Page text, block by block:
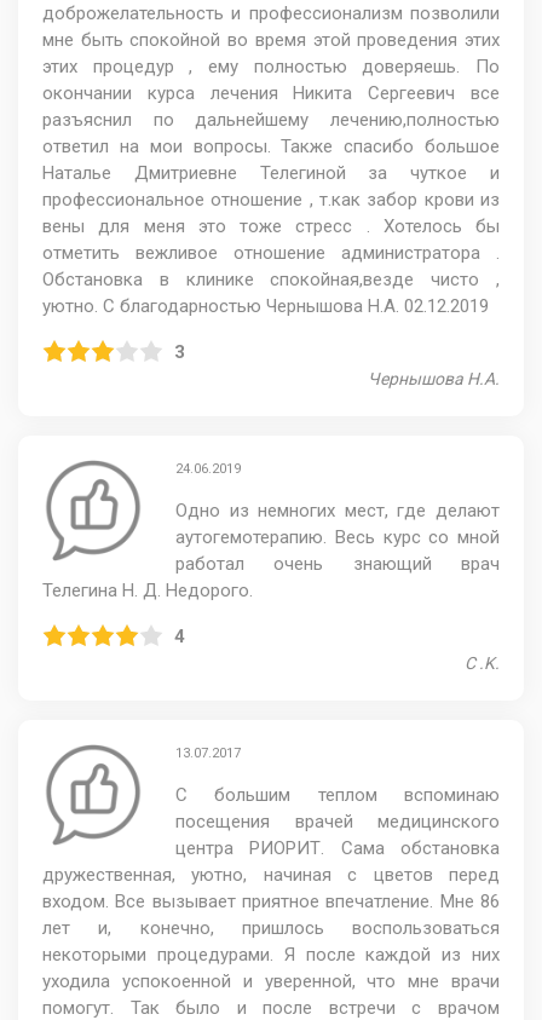
доброжелательность и профессионализм позволили
мне быть спокойной во время этой проведения этих
этих процедур , ему полностью доверяешь. По
окончании курса лечения Никита Сергеевич все
разъяснил по дальнейшему лечению,полностью
ответил на мои вопросы. Также спасибо большое
Наталье Дмитриевне Телегиной за чуткое и
профессиональное отношение , т.как забор крови из
вены для меня это тоже стресс . Хотелось бы
отметить вежливое отношение администратора .
Обстановка в клинике спокойная,везде чисто ,
уютно. С благодарностью Чернышова Н.А. 02.12.2019
3
Чернышова Н.А.
24.06.2019
Одно из немногих мест, где делают
аутогемотерапию. Весь курс со мной
работал очень знающий врач
Телегина Н. Д. Недорого.
4
C .K.
13.07.2017
С большим теплом вспоминаю
посещения врачей медицинского
центра РИОРИТ. Сама обстановка
дружественная, уютно, начиная с цветов перед
входом. Все вызывает приятное впечатление. Мне 86
лет и, конечно, пришлось воспользоваться
некоторыми процедурами. Я после каждой из них
уходила успокоенной и уверенной, что мне врачи
помогут. Так было и после встречи с врачом